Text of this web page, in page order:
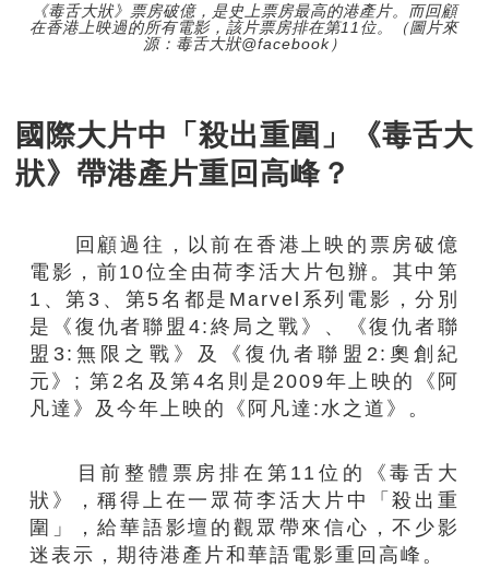
《毒舌大狀》票房破億，是史上票房最高的港產片。而回顧
在香港上映過的所有電影，該片票房排在第11位。（圖片來
源：毒舌大狀@facebook）
國際大片中「殺出重圍」《毒舌大
狀》帶港產片重回高峰？
回顧過往，以前在香港上映的票房破億
電影，前10位全由荷李活大片包辦。其中第
1、第3、第5名都是Marvel系列電影，分別
是《復仇者聯盟4:終局之戰》、《復仇者聯
盟3:無限之戰》及《復仇者聯盟2:奧創紀
元》; 第2名及第4名則是2009年上映的《阿
凡達》及今年上映的《阿凡達:水之道》。
目前整體票房排在第11位的《毒舌大
狀》，稱得上在一眾荷李活大片中「殺出重
圍」，給華語影壇的觀眾帶來信心，不少影
迷表示，期待港產片和華語電影重回高峰。